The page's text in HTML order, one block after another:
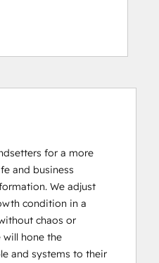
for a more
and business
We adjust
condition in a
chaos or
hone the
and systems to their